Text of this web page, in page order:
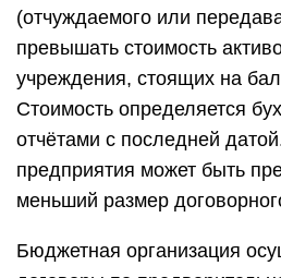
(отчуждаемого или
превышать стоимость
учреждения, стоящих на
Стоимость определяется
отчётами с последней
предприятия может быть
меньший размер
Бюджетная организация